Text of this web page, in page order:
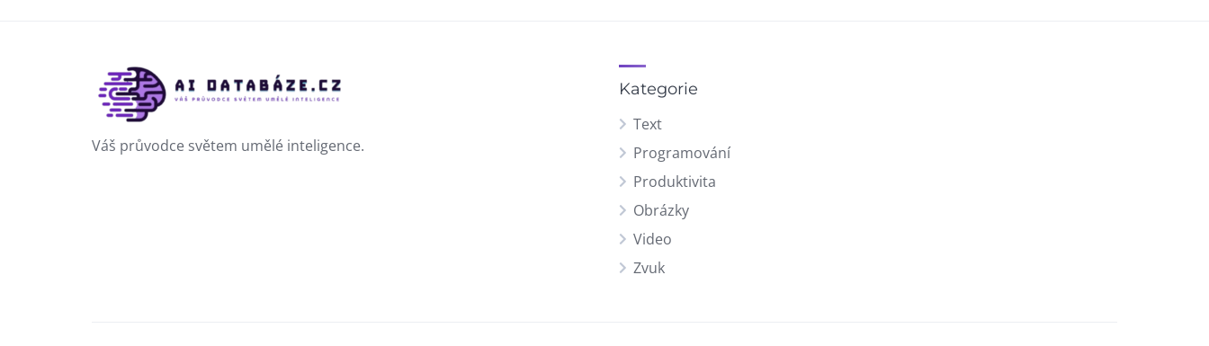
Váš průvodce světem umělé inteligence.
Kategorie
Text
Programování
Produktivita
Obrázky
Video
Zvuk